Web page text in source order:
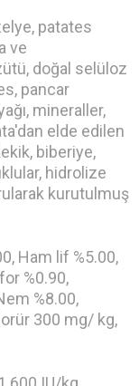
patates
ve
doğal selüloz
pancar
mineraller,
elde edilen
biberiye,
hidrolize
kurutulmuş
Ham lif %5.00,
%0.90,
%8.00,
300 mg/ kg,